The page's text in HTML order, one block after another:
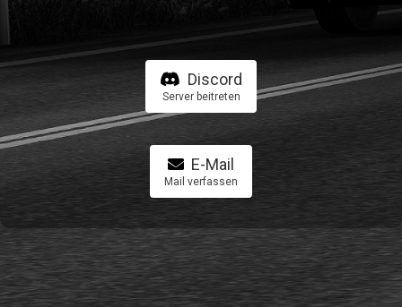
Discord
Server beitreten
E-Mail
Mail verfassen